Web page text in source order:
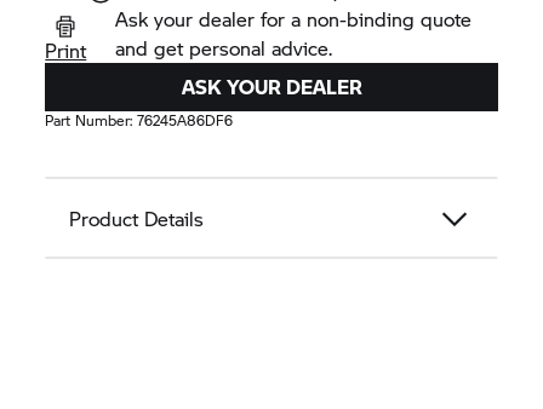
Print
Ask your dealer for a non-binding quote
and get personal advice.
ASK YOUR DEALER
Part Number:76245A86DF6
Product Details